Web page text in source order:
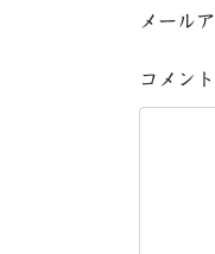
メール
コメント